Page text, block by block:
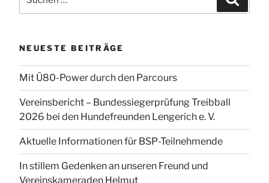
nach:
NEUESTE BEITRÄGE
Mit Ü80-Power durch den Parcours
Vereinsbericht – Bundessiegerprüfung Treibball
2026 bei den Hundefreunden Lengerich e. V.
Aktuelle Informationen für BSP-Teilnehmende
In stillem Gedenken an unseren Freund und
Vereinskameraden Helmut